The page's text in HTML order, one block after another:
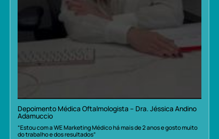
Depoimento Médica Oftalmologista – Dra. Jéssica Andino
Adamuccio
“Estou com a WE Marketing Médico há mais de 2 anos e gosto muito
do trabalho e dos resultados”